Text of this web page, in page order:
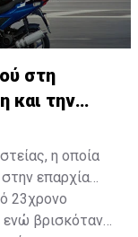
στη
και την
η οποία
επαρχία
23χρονο
ενώ βρισκόταν